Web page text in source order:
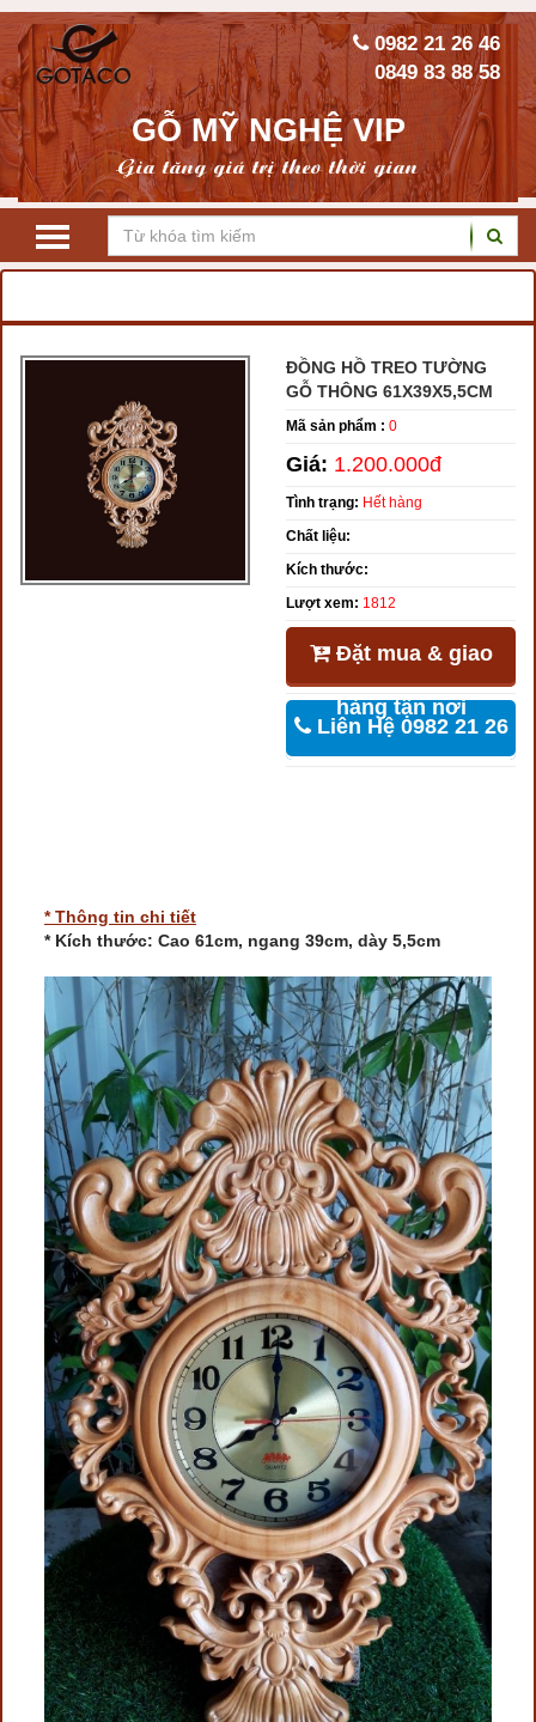
GỖ MỸ NGHỆ VIP
Gia tăng giá trị theo thời gian
0982 21 26 46
0849 83 88 58
ĐỒNG HỒ TREO TƯỜNG
GỖ THÔNG 61X39X5,5CM
Mã sản phẩm : 0
Giá: 1.200.000đ
Tình trạng: Hết hàng
Chất liệu:
Kích thước:
Lượt xem: 1812
Đặt mua & giao
hàng tận nơi
Liên Hệ 0982 21 26
* Thông tin chi tiết
* Kích thước: Cao 61cm, ngang 39cm, dày 5,5cm